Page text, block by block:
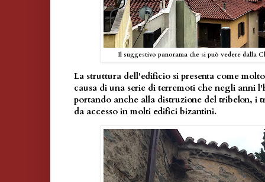
Il suggestivo panorama che si può vedere dalla
La struttura dell'edificio si presenta come
causa di una serie di terremoti che negli anni
portando anche alla distruzione del tribelon, i
da accesso in molti edifici bizantini.